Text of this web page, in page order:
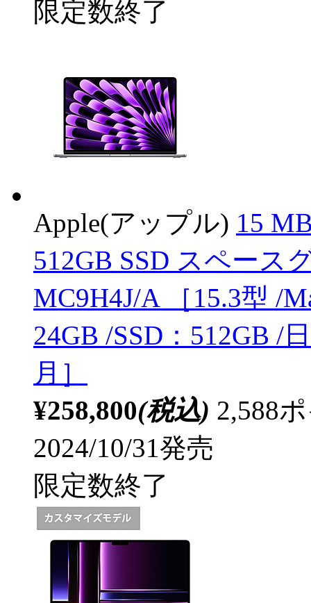
限定数終了
Apple(アップル) 15
512GB SSD スペース
MC9H4J/A ［15.3型 /
24GB /SSD：512GB /
月］
¥258,800(税込) 2,588
2024/10/31発売
限定数終了